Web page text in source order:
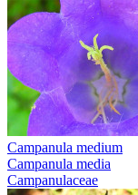
Campanula medium
Campanula media
Campanulaceae